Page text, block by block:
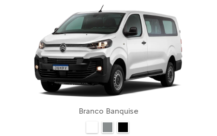
Branco Banquise